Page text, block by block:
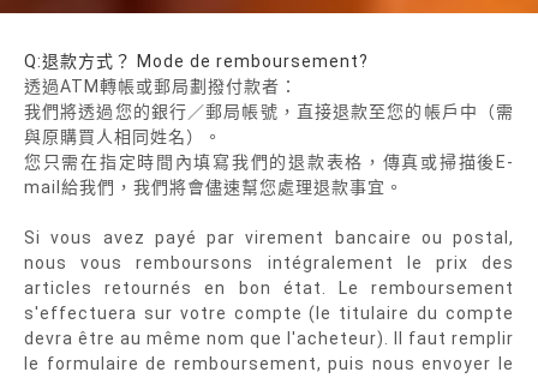
Q:退款方式？ Mode de remboursement?
透過ATM轉帳或郵局劃撥付款者：
我們將透過您的銀行／郵局帳號，直接退款至您的帳戶中（需
與原購買人相同姓名）。
您只需在指定時間內填寫我們的退款表格，傳真或掃描後E-
mail給我們，我們將會儘速幫您處理退款事宜。
Si vous avez payé par virement bancaire ou postal,
nous vous remboursons intégralement le prix des
articles retournés en bon état. Le remboursement
s'effectuera sur votre compte (le titulaire du compte
devra être au même nom que l'acheteur). Il faut remplir
le formulaire de remboursement, puis nous envoyer le